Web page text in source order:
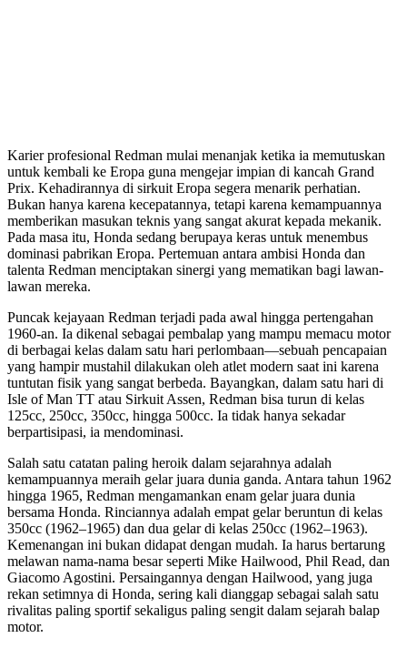
Karier profesional Redman mulai menanjak ketika ia memutuskan
untuk kembali ke Eropa guna mengejar impian di kancah Grand
Prix. Kehadirannya di sirkuit Eropa segera menarik perhatian.
Bukan hanya karena kecepatannya, tetapi karena kemampuannya
memberikan masukan teknis yang sangat akurat kepada mekanik.
Pada masa itu, Honda sedang berupaya keras untuk menembus
dominasi pabrikan Eropa. Pertemuan antara ambisi Honda dan
talenta Redman menciptakan sinergi yang mematikan bagi lawan-
lawan mereka.
Puncak kejayaan Redman terjadi pada awal hingga pertengahan
1960-an. Ia dikenal sebagai pembalap yang mampu memacu motor
di berbagai kelas dalam satu hari perlombaan—sebuah pencapaian
yang hampir mustahil dilakukan oleh atlet modern saat ini karena
tuntutan fisik yang sangat berbeda. Bayangkan, dalam satu hari di
Isle of Man TT atau Sirkuit Assen, Redman bisa turun di kelas
125cc, 250cc, 350cc, hingga 500cc. Ia tidak hanya sekadar
berpartisipasi, ia mendominasi.
Salah satu catatan paling heroik dalam sejarahnya adalah
kemampuannya meraih gelar juara dunia ganda. Antara tahun 1962
hingga 1965, Redman mengamankan enam gelar juara dunia
bersama Honda. Rinciannya adalah empat gelar beruntun di kelas
350cc (1962–1965) dan dua gelar di kelas 250cc (1962–1963).
Kemenangan ini bukan didapat dengan mudah. Ia harus bertarung
melawan nama-nama besar seperti Mike Hailwood, Phil Read, dan
Giacomo Agostini. Persaingannya dengan Hailwood, yang juga
rekan setimnya di Honda, sering kali dianggap sebagai salah satu
rivalitas paling sportif sekaligus paling sengit dalam sejarah balap
motor.